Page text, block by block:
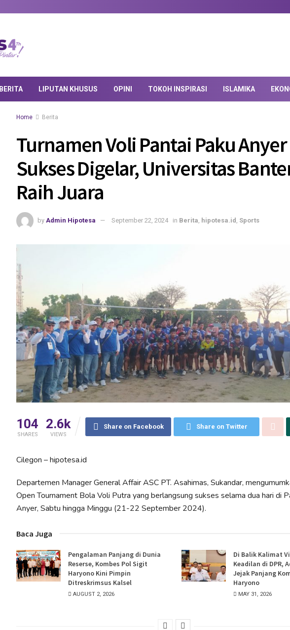
BERITA LIPUTAN KHUSUS OPINI TOKOH INSPIRASI ISLAMIKA
Home Berita
Turnamen Voli Pantai Paku Anyer
Sukses Digelar, Universitas
Raih Juara
by Admin Hipotesa September 22, 2024 in Berita hipotesa.id Sports
104
SHARES
2.6k
VIEWS
Share on Facebook Share on Twitter
Cilegon – hipotesa.id
Departemen Manager General Affair ASC PT. Asahimas, Sukandar,
Open Tournament Bola Voli Putra yang berlangsung sukses selama dua hari di
Anyer, Sabtu hingga Minggu (21-22 September 2024).
Baca Juga
Pengalaman Panjang di Dunia
Reserse, Kombes Pol Sigit
Haryono Kini Pimpin
Ditreskrimsus Kalsel
AUGUST 2, 2026
Di Balik Kalimat
Keadilan di DPR,
Jejak Panjang
Haryono
MAY 31, 2026